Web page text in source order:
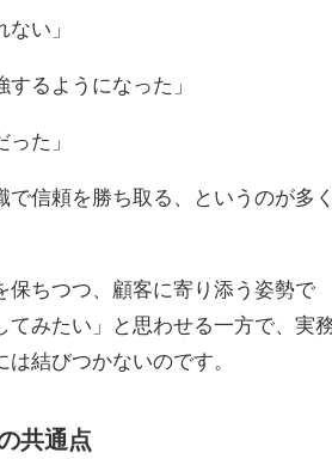
い」
るようになった」
た」
で信頼を勝ち取る、というのが多
保ちつつ、顧客に寄り添う姿勢で
てみたい」と思わせる一方で、実
結びつかないのです。
共通点